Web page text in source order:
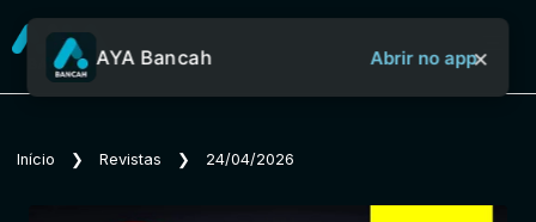
Sobre o Aya Bancah
AYA Bancah Abrir no app×
Início ❯ Revistas ❯ 24/04/2026